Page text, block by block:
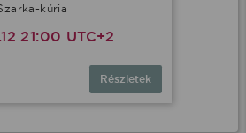
kúria
21:00 UTC+2
Részletek